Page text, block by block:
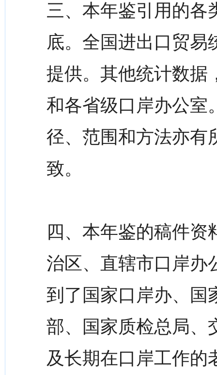
三、本年鉴引用的各
底。全国进出口贸易
提供。其他统计数据
和各省级口岸办公室
径、范围和方法亦有
致。
四、本年鉴的稿件
治区、直辖市口岸办
到了国家口岸办、国
部、国家质检总局、
及长期在口岸工作的